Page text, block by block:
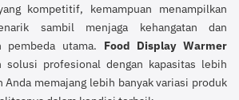
kompetitif, kemampuan menampilkan
sambil menjaga kehangatan dan
pembeda utama. Food Display Warmer
solusi profesional dengan kapasitas lebih
Anda memajang lebih banyak variasi produk